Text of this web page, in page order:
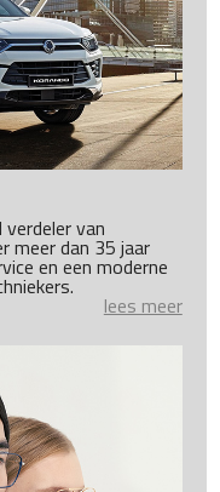
van
meer dan 35 jaar
en een moderne
lees meer